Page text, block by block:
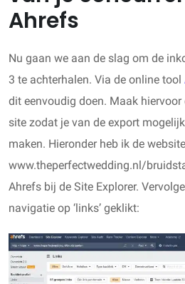
Ahrefs
Nu gaan we aan de slag om de
3 te achterhalen. Via de online tool
dit eenvoudig doen. Maak
site zodat je van de export
maken. Hieronder heb ik de website
www.theperfectwedding.nl/
Ahrefs bij de Site Explorer.
navigatie op ‘links’ geklikt: